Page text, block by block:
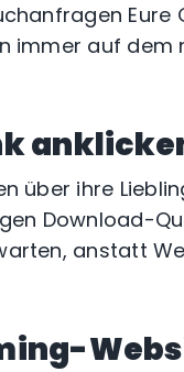
immer auf
über ihre
Download-
anstatt